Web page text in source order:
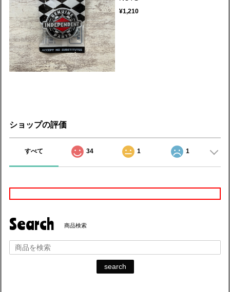
¥1,210
ショップの評価
すべて 34 1 1
Search 商品検索
search